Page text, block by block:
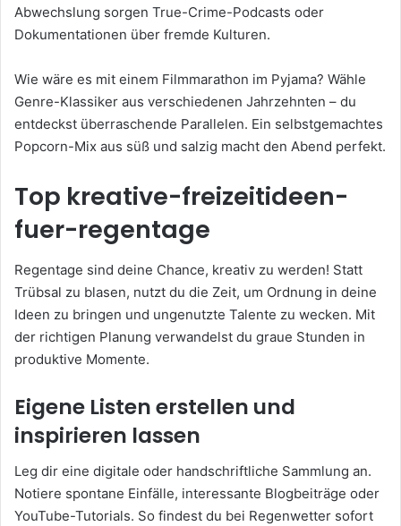
Abwechslung sorgen True-Crime-Podcasts oder
Dokumentationen über fremde Kulturen.
Wie wäre es mit einem Filmmarathon im Pyjama? Wähle
Genre-Klassiker aus verschiedenen Jahrzehnten – du
entdeckst überraschende Parallelen. Ein selbstgemachtes
Popcorn-Mix aus süß und salzig macht den Abend perfekt.
Top kreative-freizeitideen-
fuer-regentage
Regentage sind deine Chance, kreativ zu werden! Statt
Trübsal zu blasen, nutzt du die Zeit, um Ordnung in deine
Ideen zu bringen und ungenutzte Talente zu wecken. Mit
der richtigen Planung verwandelst du graue Stunden in
produktive Momente.
Eigene Listen erstellen und
inspirieren lassen
Leg dir eine digitale oder handschriftliche Sammlung an.
Notiere spontane Einfälle, interessante Blogbeiträge oder
YouTube-Tutorials. So findest du bei Regenwetter sofort